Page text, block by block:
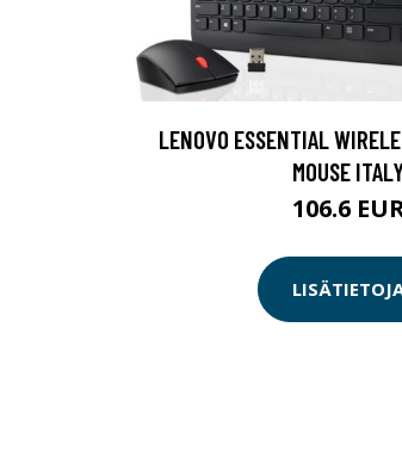
LENOVO ESSENTIAL
MOUSE
106.6